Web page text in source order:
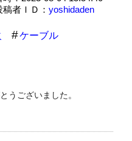
稿者ＩＤ： yoshidaden
ケーブル
うございました。